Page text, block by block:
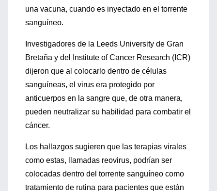
una vacuna, cuando es inyectado en el torrente
sanguíneo.
Investigadores de la Leeds University de Gran
Bretaña y del Institute of Cancer Research (ICR)
dijeron que al colocarlo dentro de células
sanguíneas, el virus era protegido por
anticuerpos en la sangre que, de otra manera,
pueden neutralizar su habilidad para combatir el
cáncer.
Los hallazgos sugieren que las terapias virales
como estas, llamadas reovirus, podrían ser
colocadas dentro del torrente sanguíneo como
tratamiento de rutina para pacientes que están